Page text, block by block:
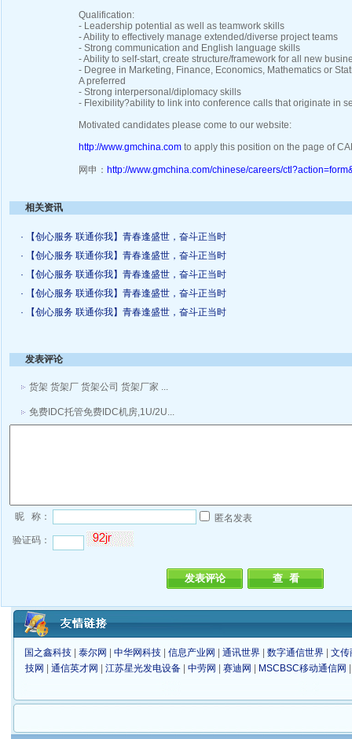
Qualification:
- Leadership potential as well as teamwork skills
- Ability to effectively manage extended/diverse project teams
- Strong communication and English language skills
- Ability to self-start, create structure/framework for all new
- Degree in Marketing, Finance, Economics, Mathematics or
A preferred
- Strong interpersonal/diplomacy skills
- Flexibility?ability to link into conference calls that originate in
Motivated candidates please come to our website:
http://www.gmchina.comto apply this position on the page of
网申： http://www.gmchina.com/chinese/careers/
相关资讯
· 【创心服务 联通你我】青春逢盛世，奋斗正当时
· 【创心服务 联通你我】青春逢盛世，奋斗正当时
· 【创心服务 联通你我】青春逢盛世，奋斗正当时
· 【创心服务 联通你我】青春逢盛世，奋斗正当时
· 【创心服务 联通你我】青春逢盛世，奋斗正当时
发表评论
货架 货架厂 货架公司 货架厂家 ...
免费IDC托管免费IDC机房,1U/2U...
昵 称：
匿名发表
验证码：
国之鑫科技 泰尔网 中华网科技 信息产业网 通讯世界 数字通信世界
文传
技网
通信英才网 江苏星光发电设备| 中劳网 赛迪网 MSCBSC移动通信网